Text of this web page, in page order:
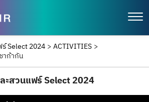
Select 2024 > ACTIVITIES >
าก้ากัน
ะสวนแฟร์ Select 2024